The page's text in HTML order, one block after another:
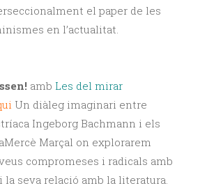
el paper de les
en l’actualitat.
amb Les del mirar
Un diàleg imaginari entre
Ingeborg Bachmann i els
Marçal on explorarem
compromeses i radicals amb
la seva relació amb la literatura.